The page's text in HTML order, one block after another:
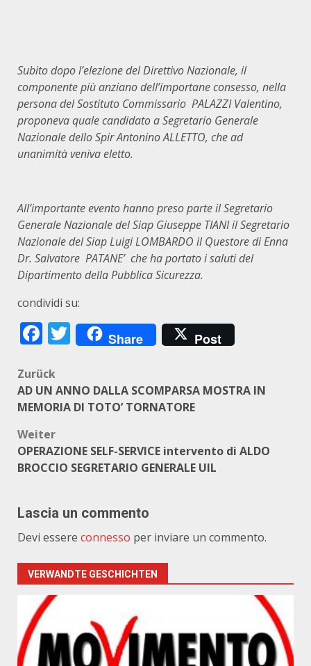
Subito dopo l’elezione del Direttivo Nazionale, il
componente piùanziano dell’importane consesso, nella
persona del Sostituto Commissario PALAZZI Valentino,
proponeva quale candidato a Segretario Generale
Nazionale dello Spir Antonino ALLETTO, che ad
unanimità veniva eletto.
All’importante evento hanno preso parte il Segretario
Generale Nazionale del Siap Giuseppe TIANI il Segretario
Nazionale del Siap Luigi LOMBARDO il Questore di Enna
Dr. Salvatore PATANE’che ha portato i saluti del
Dipartimento della Pubblica Sicurezza.
condividi su:
Facebook
Twitter
Share Post
Beitragsnavigation
Zurück
AD UN ANNO DALLA SCOMPARSA MOSTRA IN
MEMORIA DI TOTO’ TORNATORE
Weiter
OPERAZIONE SELF-SERVICE intervento di ALDO
BROCCIO SEGRETARIO GENERALE UIL
Lascia un commento
Devi essere connesso per inviare un commento.
VERWANDTE GESCHICHTEN